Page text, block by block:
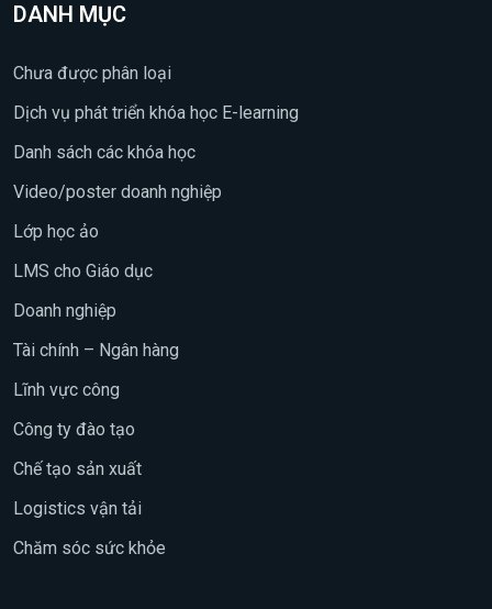
DANH MỤC
Chưa được phân loại
Dịch vụ phát triển khóa học E-learning
Danh sách các khóa học
Video/poster doanh nghiệp
Lớp học ảo
LMS cho Giáo dục
Doanh nghiệp
Tài chính – Ngân hàng
Lĩnh vực công
Công ty đào tạo
Chế tạo sản xuất
Logistics vận tải
Chăm sóc sức khỏe